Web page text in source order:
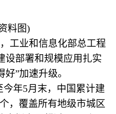
料图)
工业和信息化部总工程
设部署和规模应用扎实
”加速升级。
年5月末，中国累计建
，覆盖所有地级市城区